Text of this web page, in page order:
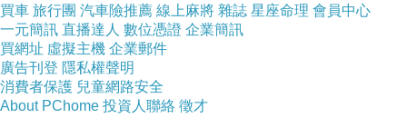
阿倫說
他發現哪裡運動騎車走路步道
休假可以要開車去 有停車安全
然後可以帶去我走走
買車 旅行團 汽車險推薦 線上麻將 雜誌 星座命理 會員中心
一元簡訊 直播達人 數位憑證 企業簡訊
買網址 虛擬主機 企業郵件
廣告刊登 隱私權聲明
消費者保護 兒童網路安全
About PChome 投資人聯絡 徵才